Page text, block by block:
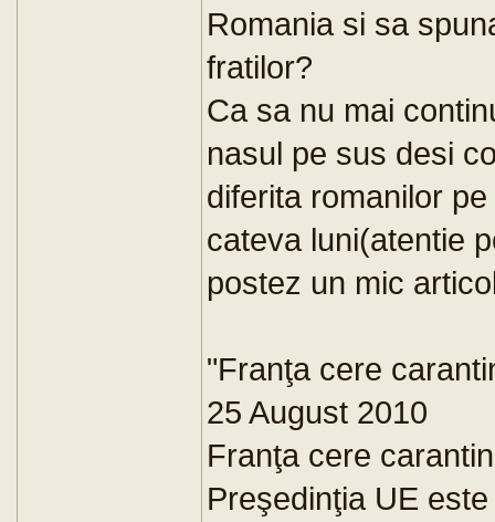
Romania si sa
fratilor?
Ca sa nu mai
nasul pe sus desi
diferita romanilor
cateva luni(atentie
postez un mic
"Franţa cere
25 August 2010
Franţa cere
Preşedinţia UE